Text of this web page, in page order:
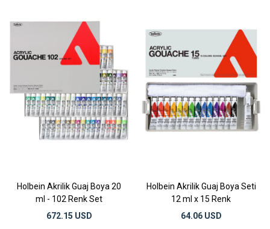
Holbein Akrilik Guaj Boya 20
ml - 102 Renk Set
672.15 USD
Holbein Akrilik Guaj Boya Seti
12 ml x 15 Renk
64.06 USD